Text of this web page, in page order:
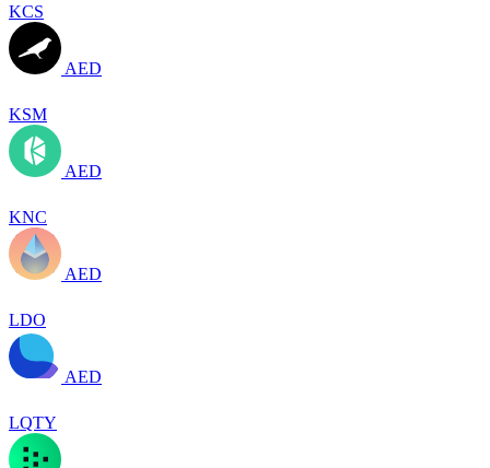
KCS
AED
KSM
AED
KNC
AED
LDO
AED
LQTY